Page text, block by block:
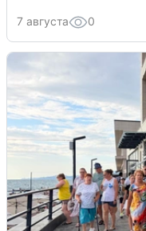
7 августа 0